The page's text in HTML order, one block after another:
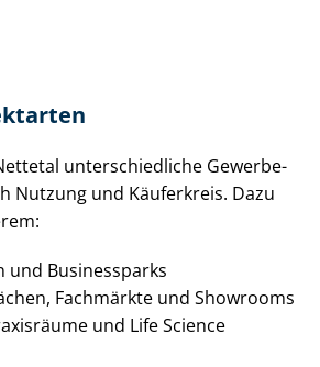
un­ter­schied­li­che Ge­wer­be­
Nutzung und Käuferkreis. Dazu
und Businessparks
Fachmärkte und Showrooms
und Life Science